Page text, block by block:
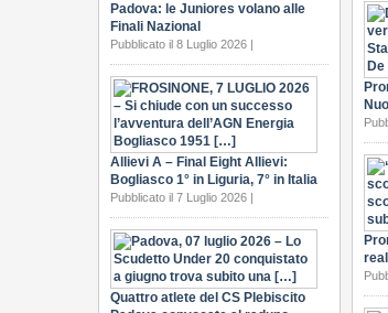
Padova: le Juniores volano alle
Finali Nazional
Pubblicato il 8 Luglio 2026 |
Allievi A – Final Eight Allievi:
Bogliasco 1° in Liguria, 7° in Italia
Pubblicato il 7 Luglio 2026 |
Quattro atlete del CS Plebiscito